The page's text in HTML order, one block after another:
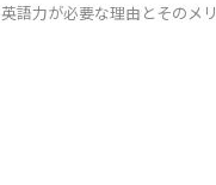
英語力が必要な理由とそのメ